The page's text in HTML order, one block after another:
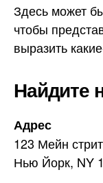
Здесь может
чтобы
выразить
Найдите
Адрес
123 Мейн стрит
Нью Йорк, NY